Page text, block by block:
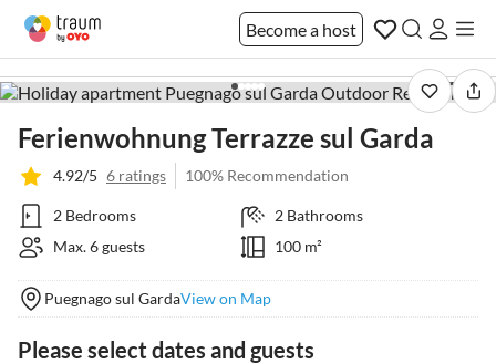
Become a host
1 / 35
Ferienwohnung Terrazze sul Garda
4.92/5 6 ratings 100% Recommendation
2 Bedrooms
2 Bathrooms
Max. 6 guests
100 m²
Puegnago sul GardaView on Map
Please select dates and guests